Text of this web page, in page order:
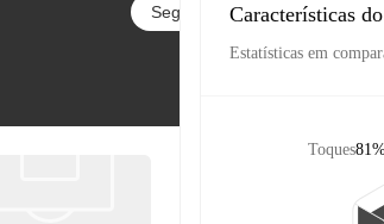
Seguir Características
Estatísticas em
Toques